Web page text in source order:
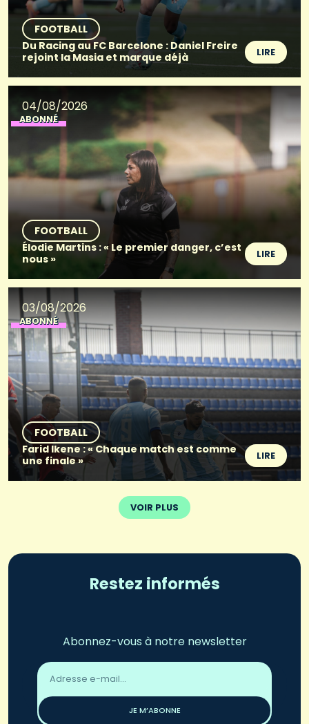
FOOTBALL
Du Racing au FC Barcelone : Daniel Freire
rejoint la Masia et marque déjà
LIRE
04/08/2026
ABONNÉ
FOOTBALL
Élodie Martins : « Le premier danger, c’est
nous »
LIRE
03/08/2026
ABONNÉ
FOOTBALL
Farid Ikene : « Chaque match est comme
une finale »
LIRE
VOIR PLUS
Restez informés
Abonnez-vous à notre newsletter
Adresse
email
JE M’ABONNE